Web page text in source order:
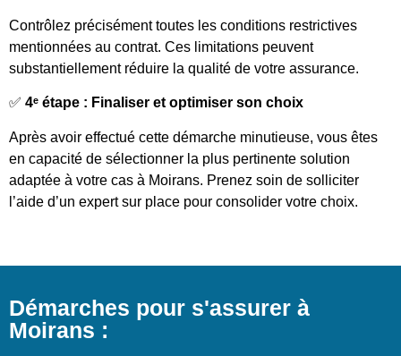
Contrôlez précisément toutes les conditions restrictives
mentionnées au contrat. Ces limitations peuvent
substantiellement réduire la qualité de votre assurance.
✅ 4ᵉ étape : Finaliser et optimiser son choix
Après avoir effectué cette démarche minutieuse, vous êtes
en capacité de sélectionner la plus pertinente solution
adaptée à votre cas à Moirans. Prenez soin de solliciter
l’aide d’un expert sur place pour consolider votre choix.
Démarches pour s'assurer à
Moirans :